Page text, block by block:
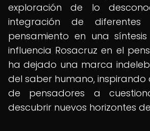
exploración de lo
integración de diferentes
pensamiento en una
influencia Rosacruz en el
ha dejado una marca
del saber humano, inspirando
de pensadores a
descubrir nuevos horizontes